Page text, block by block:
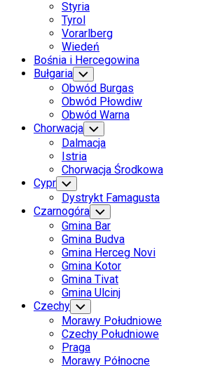
Styria
Tyrol
Vorarlberg
Wiedeń
Bośnia i Hercegowina
Bułgaria Toggle
Child
Menu
Obwód Burgas
Obwód Płowdiw
Obwód Warna
Chorwacja Toggle
Child
Menu
Dalmacja
Istria
Chorwacja Środkowa
Cypr Toggle
Child
Menu
Dystrykt Famagusta
Czarnogóra Toggle
Child
Menu
Gmina Bar
Gmina Budva
Gmina Herceg Novi
Gmina Kotor
Gmina Tivat
Gmina Ulcinj
Czechy Toggle
Child
Menu
Morawy Południowe
Czechy Południowe
Praga
Morawy Północne